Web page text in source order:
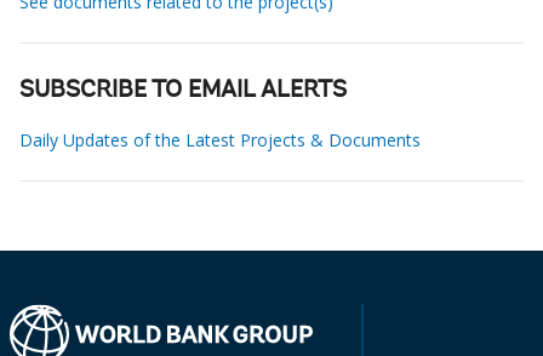
SUBSCRIBE TO EMAIL ALERTS
Daily Updates of the Latest Projects & Documents